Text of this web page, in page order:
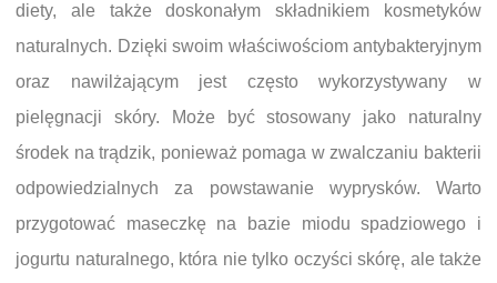
diety, ale także doskonałym składnikiem kosmetyków
naturalnych. Dzięki swoim właściwościom antybakteryjnym
oraz nawilżającym jest często wykorzystywany w
pielęgnacji skóry. Może być stosowany jako naturalny
środek na trądzik, ponieważ pomaga w zwalczaniu bakterii
odpowiedzialnych za powstawanie wyprysków. Warto
przygotować maseczkę na bazie miodu spadziowego i
jogurtu naturalnego, która nie tylko oczyści skórę, ale także